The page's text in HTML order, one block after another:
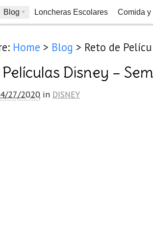
Blog Loncheras Escolares Comida y
Home > Blog > Reto de
Disney –
27/2020 in DISNEY